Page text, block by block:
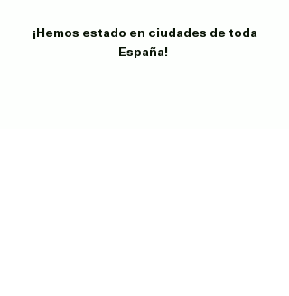
¡Hemos estado en ciudades de toda
España!